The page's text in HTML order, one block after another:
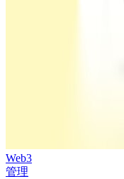
Web3
管理